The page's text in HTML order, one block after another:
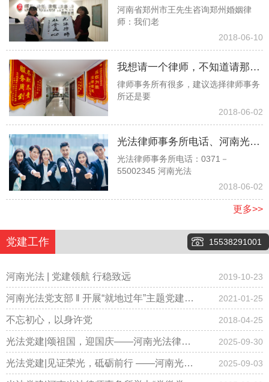
姻律师：我们老伴俩今年都八十
多了，没有任何经济来源，有两
一个孙子，但是当我们问他要钱
时，他说他是孙子没有赡养我们
的义务，请问对吗？
河南省郑州市王先生咨询郑州婚姻律
师：我们老
2018-06-10
我想请一个律师，不知道请那个
律师事务所更好些！
律师事务所有很多，建议选择律师事务
所还是要
2018-06-02
光法律师事务所电话、河南光法
律师事务所电话、郑州光法律师
事务所电话037155002345
光法律师事务所电话：0371－
55002345 河南光法
2018-06-02
更多>>
党建工作 15538291001
河南光法 | 党建领航 行稳致远 2019-10-23
河南光法党支部 ‖ 开展“就地过年”主题党建会
议，倡导春节期间少聚集、“云拜年”！
2021-01-25
不忘初心，以身许党 2018-04-25
光法党建|颂祖国，迎国庆——河南光法律师
事务所隆重召开国庆节庆祝大会
2025-09-30
光法党建|见证荣光，砥砺前行 ——河南光法 2025-09-03